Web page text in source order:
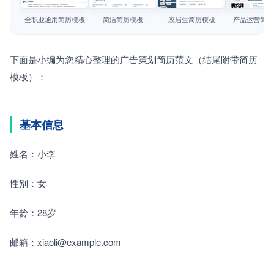
简历教程
全职业通用简历模板 简洁简历模板 应届生简历模板 产品运营简
下面是小编为您精心整理的广告策划简历范文（结尾附带简历
模板）：
基本信息
姓名：小李
性别：女
年龄：28岁
邮箱：xiaoli@example.com